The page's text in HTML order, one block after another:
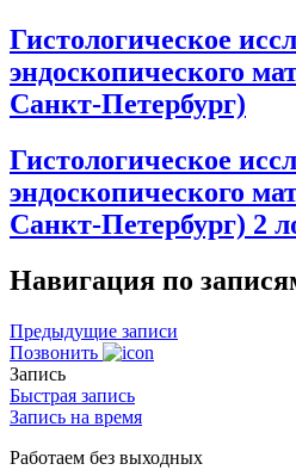
Гистологическое
эндоскопического
Санкт-Петербург)
Гистологическое
эндоскопического
Санкт-Петербург) 2
Навигация по
Предыдущие записи
Позвонить
Запись
Быстрая запись
Запись на время
Работаем без выходных